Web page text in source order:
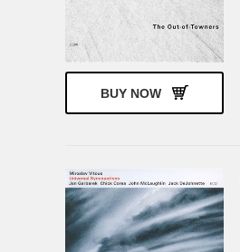
BUY NOW